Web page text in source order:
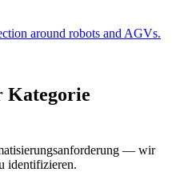
around robots and AGVs.
Kategorie
— wir
identifizieren.